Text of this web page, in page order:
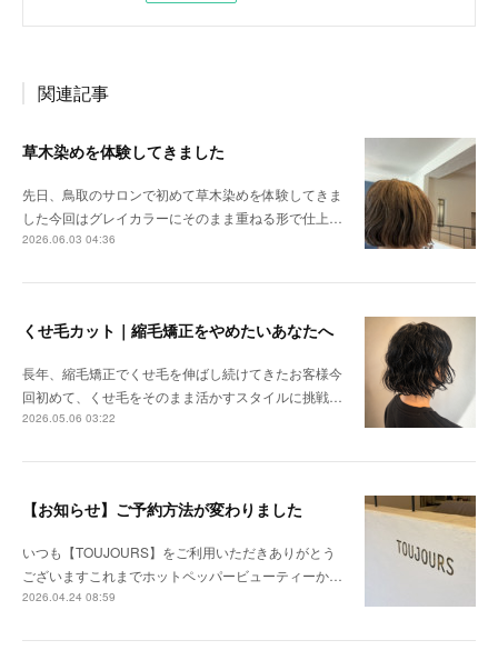
関連記事
草木染めを体験してきました
先日、鳥取のサロンで初めて草木染めを体験してきま
した今回はグレイカラーにそのまま重ねる形で仕上…
2026.06.03 04:36
くせ毛カット｜縮毛矯正をやめたいあなたへ
長年、縮毛矯正でくせ毛を伸ばし続けてきたお客様今
回初めて、くせ毛をそのまま活かすスタイルに挑戦…
2026.05.06 03:22
【お知らせ】ご予約方法が変わりました
いつも【TOUJOURS】をご利用いただきありがとう
ございますこれまでホットペッパービューティーか…
2026.04.24 08:59